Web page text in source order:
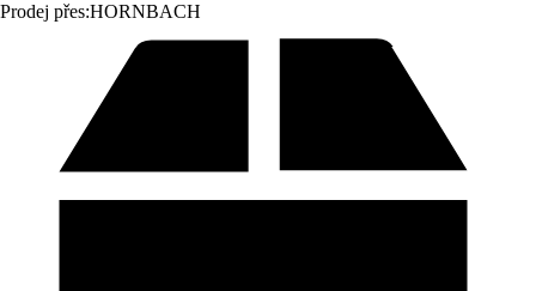
Prodej přes:HORNBACH